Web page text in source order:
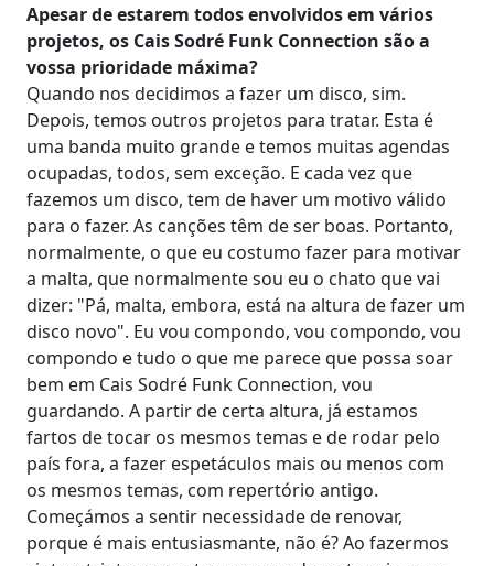
Apesar de estarem todos envolvidos em vários
projetos, os Cais Sodré Funk Connection são a
vossa prioridade máxima?
Quando nos decidimos a fazer um disco, sim.
Depois, temos outros projetos para tratar. Esta é
uma banda muito grande e temos muitas agendas
ocupadas, todos, sem exceção. E cada vez que
fazemos um disco, tem de haver um motivo válido
para o fazer. As canções têm de ser boas. Portanto,
normalmente, o que eu costumo fazer para motivar
a malta, que normalmente sou eu o chato que vai
dizer: "Pá, malta, embora, está na altura de fazer um
disco novo". Eu vou compondo, vou compondo, vou
compondo e tudo o que me parece que possa soar
bem em Cais Sodré Funk Connection, vou
guardando. A partir de certa altura, já estamos
fartos de tocar os mesmos temas e de rodar pelo
país fora, a fazer espetáculos mais ou menos com
os mesmos temas, com repertório antigo.
Começámos a sentir necessidade de renovar,
porque é mais entusiasmante, não é? Ao fazermos